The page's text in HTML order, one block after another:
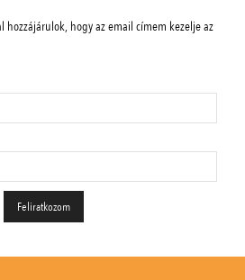
hozzájárulok, hogy az email címem kezelje az